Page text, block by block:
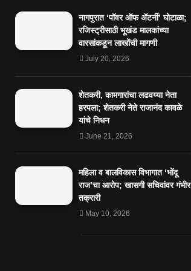
नागपुरात ‘पॉवर ऑफ ॲटर्नी’ घोटाळा;
रजिस्ट्रीसाठी भूखंड मालकांच्या
वारसांकडून लाखोंची मागणी
July 20, 2026
शेतकरी, कामगारांचा लढवय्या नेता
हरपला; शेतकरी नेते राजानंद कावळे
यांचे निधन
June 21, 2026
महिला व बालविकास विभागात ‘भोंदू
राज’चा आरोप; खासगी सचिवांवर गंभीर
तक्रारी
May 10, 2026